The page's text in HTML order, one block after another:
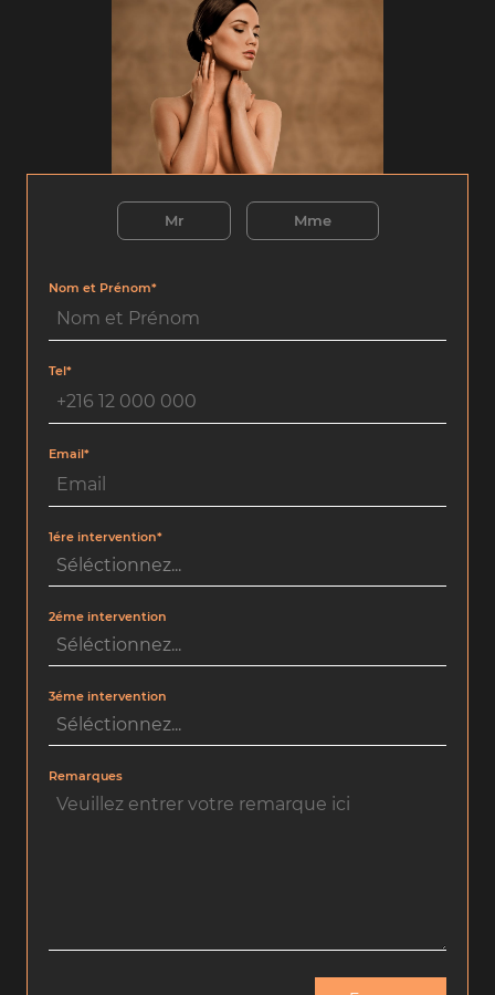
Mr Mme
Nom et Prénom*
Tel*
Email*
1ére intervention*
2éme intervention
3éme intervention
Remarques